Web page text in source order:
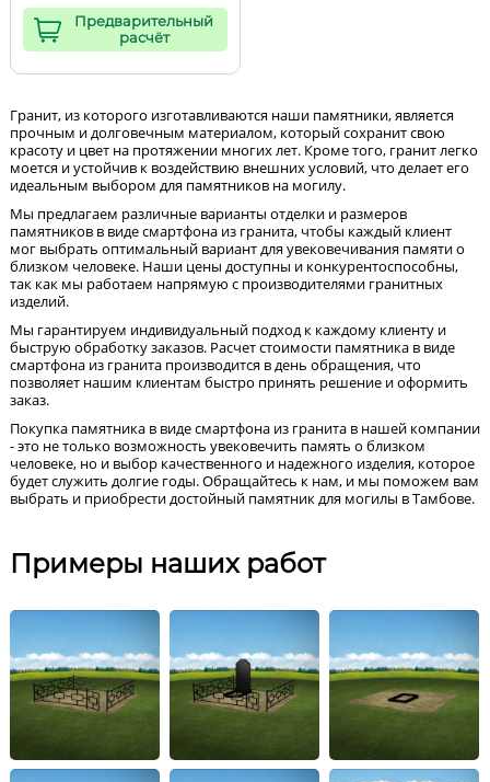
Предварительный
расчёт
Гранит, из которого изготавливаются наши памятники, является
прочным и долговечным материалом, который сохранит свою
красоту и цвет на протяжении многих лет. Кроме того, гранит легко
моется и устойчив к воздействию внешних условий, что делает его
идеальным выбором для памятников на могилу.
Мы предлагаем различные варианты отделки и размеров
памятников в виде смартфона из гранита, чтобы каждый клиент
мог выбрать оптимальный вариант для увековечивания памяти о
близком человеке. Наши цены доступны и конкурентоспособны,
так как мы работаем напрямую с производителями гранитных
изделий.
Мы гарантируем индивидуальный подход к каждому клиенту и
быструю обработку заказов. Расчет стоимости памятника в виде
смартфона из гранита производится в день обращения, что
позволяет нашим клиентам быстро принять решение и оформить
заказ.
Покупка памятника в виде смартфона из гранита в нашей компании
- это не только возможность увековечить память о близком
человеке, но и выбор качественного и надежного изделия, которое
будет служить долгие годы. Обращайтесь к нам, и мы поможем вам
выбрать и приобрести достойный памятник для могилы в Тамбове.
Примеры наших работ